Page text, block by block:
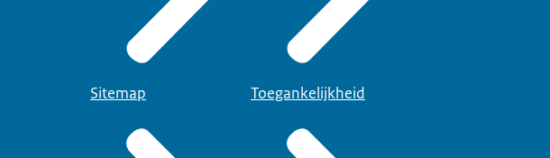
Sitemap Toegankelijkheid